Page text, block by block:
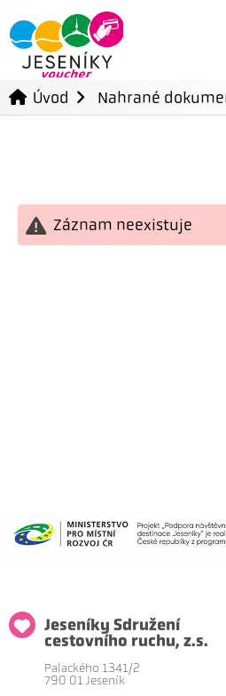
Úvod Nahrané
Záznam neexistuje
Jeseníky Sdružení
cestovního ruchu, z.s.
Palackého 1341/2
790 01 Jeseník